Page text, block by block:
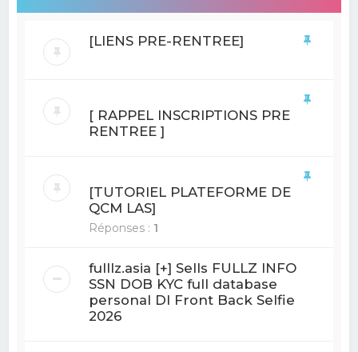
[LIENS PRE-RENTREE]
[ RAPPEL INSCRIPTIONS PRE
RENTREE ]
[TUTORIEL PLATEFORME DE
QCM LAS]
Réponses : 1
fulllz.asia [+] Sells FULLZ INFO
SSN DOB KYC full database
personal Dl Front Back Selfie
2026